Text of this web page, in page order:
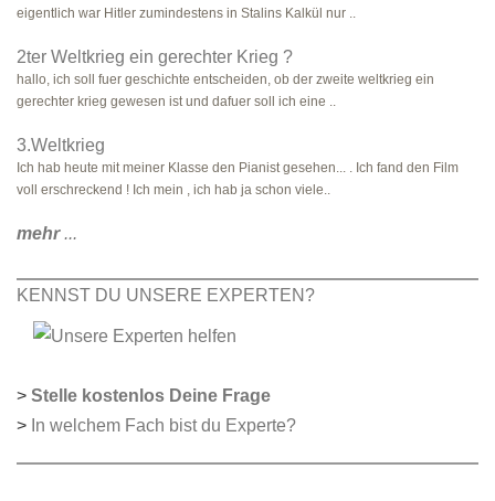
eigentlich war Hitler zumindestens in Stalins Kalkül nur ..
2ter Weltkrieg ein gerechter Krieg ?
hallo, ich soll fuer geschichte entscheiden, ob der zweite weltkrieg ein
gerechter krieg gewesen ist und dafuer soll ich eine ..
3.Weltkrieg
Ich hab heute mit meiner Klasse den Pianist gesehen... . Ich fand den Film
voll erschreckend ! Ich mein , ich hab ja schon viele..
mehr...
KENNST DU UNSERE EXPERTEN?
> Stelle kostenlos Deine Frage
> In welchem Fach bist du Experte?